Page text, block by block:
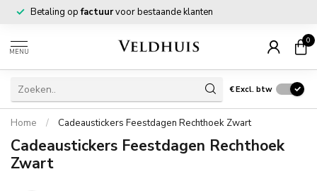
Betaling opfactuurvoor bestaande klanten
MENU
0
€Excl. btw
Home / Cadeaustickers Feestdagen Rechthoek Zwart
Cadeaustickers Feestdagen Rechthoek
Zwart